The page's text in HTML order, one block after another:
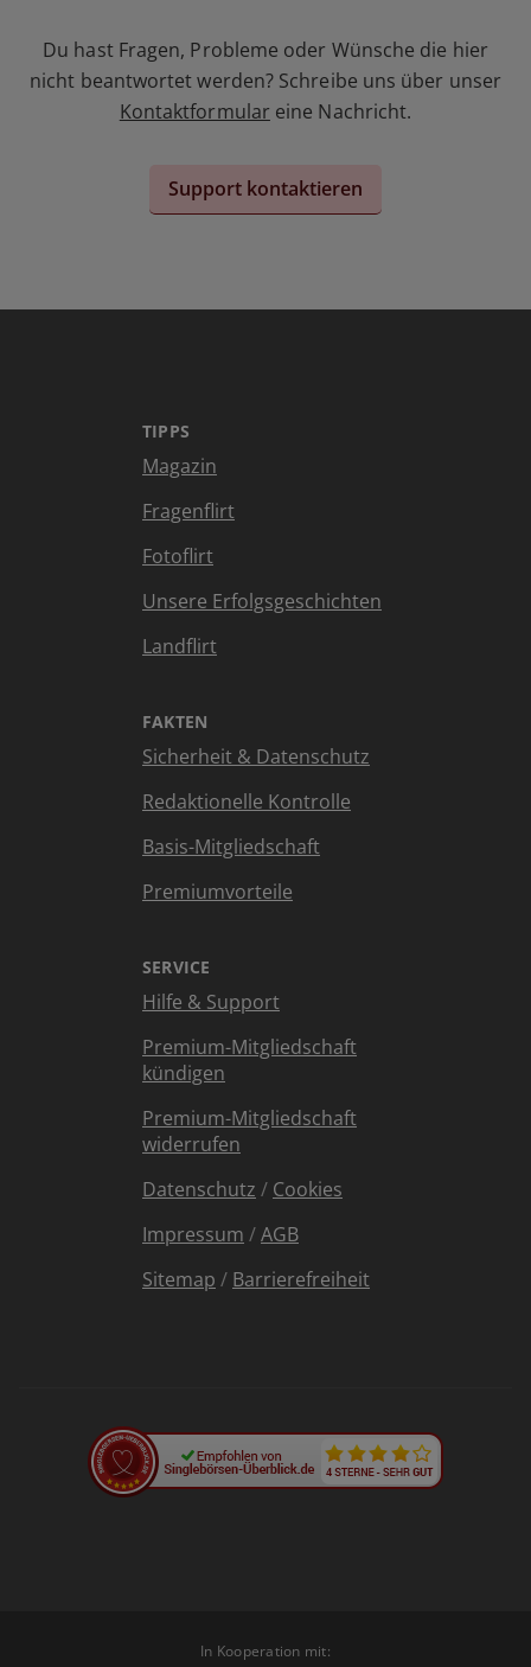
Du hast Fragen, Probleme oder Wünsche die hier
nicht beantwortet werden? Schreibe uns über unser
Kontaktformular eine Nachricht.
Support kontaktieren
TIPPS
Magazin
Fragenflirt
Fotoflirt
Unsere Erfolgsgeschichten
Landflirt
FAKTEN
Sicherheit & Datenschutz
Redaktionelle Kontrolle
Basis-Mitgliedschaft
Premiumvorteile
SERVICE
Hilfe & Support
Premium-Mitgliedschaft
kündigen
Premium-Mitgliedschaft
widerrufen
Datenschutz / Cookies
Impressum /AGB
Sitemap / Barrierefreiheit
In Kooperation mit: